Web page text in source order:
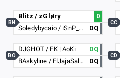
Blitz / zGløry
0
Soledybycaio / iSnP_DeHiT
DQ
BN
DJGHOT / EK | AoKi
DQ
BAskyline / ElJajaSaludos_89
DQ
BO
CC
CD